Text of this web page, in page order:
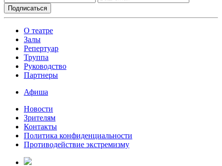
О театре
Залы
Репертуар
Труппа
Руководство
Партнеры
Афиша
Новости
Зрителям
Контакты
Политика конфиденциальности
Противодействие экстремизму